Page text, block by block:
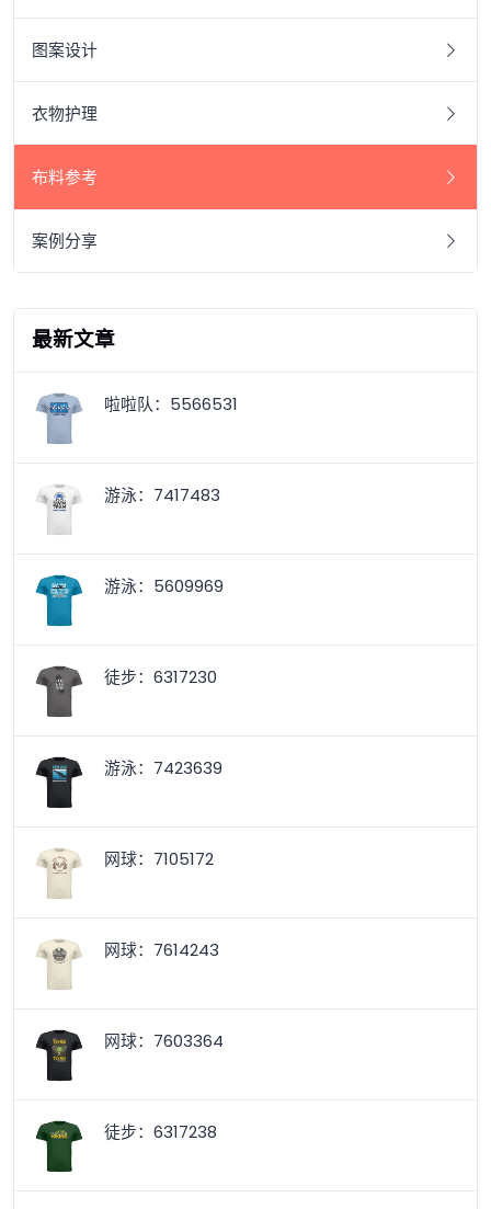
图案设计
衣物护理
布料参考
案例分享
最新文章
啦啦队：5566531
游泳：7417483
游泳：5609969
徒步：6317230
游泳：7423639
网球：7105172
网球：7614243
网球：7603364
徒步：6317238